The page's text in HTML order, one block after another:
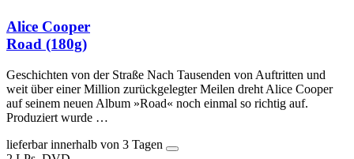
Alice Cooper
Road (180g)
Geschichten von der Straße Nach Tausenden von Auftritten und
weit über einer Million zurückgelegter Meilen dreht Alice Cooper
auf seinem neuen Album »Road« noch einmal so richtig auf.
Produziert wurde …
lieferbar innerhalb von 3 Tagen